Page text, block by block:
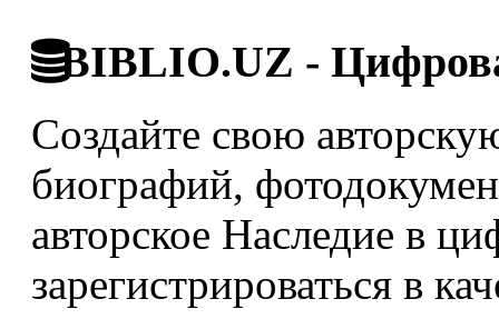
BIBLIO.UZ -
Создайте свою
биографий,
авторское Наследие в
зарегистрироваться в